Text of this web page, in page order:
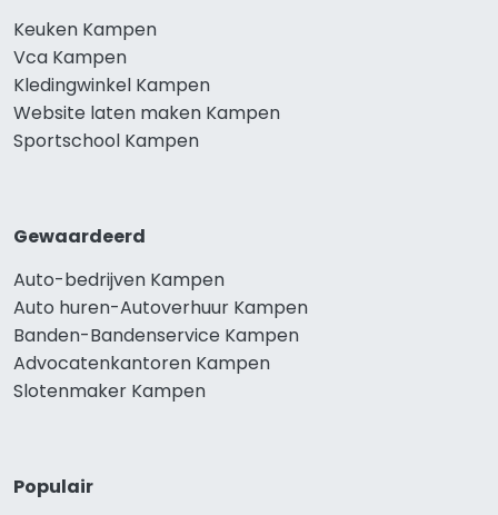
Keuken Kampen
Vca Kampen
Kledingwinkel Kampen
Website laten maken Kampen
Sportschool Kampen
Gewaardeerd
Auto-bedrijven Kampen
Auto huren-Autoverhuur Kampen
Banden-Bandenservice Kampen
Advocatenkantoren Kampen
Slotenmaker Kampen
Populair